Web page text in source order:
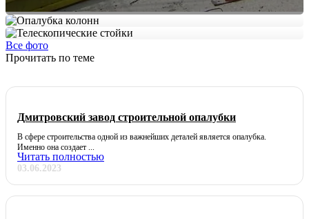
Все фото
Прочитать по теме
Дмитровский завод строительной опалубки
В сфере строительства одной из важнейших деталей является опалубка.
Именно она создает ...
Читать полностью
03.06.2023